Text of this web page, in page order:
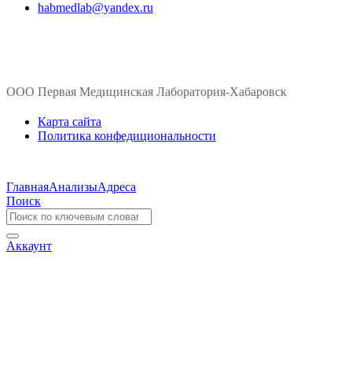
habmedlab@yandex.ru
ООО Первая Медицинская Лаборатория-Хабаровск
Карта сайта
Политика конфедициональности
ГлавнаяАнализыАдреса
Поиск
Аккаунт